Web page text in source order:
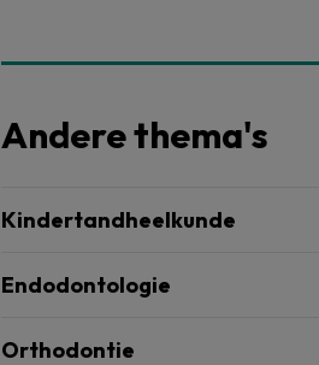
Andere thema's
Kindertandheelkunde
Endodontologie
Orthodontie